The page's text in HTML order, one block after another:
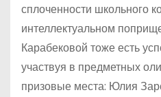
сплоченности школьного
интеллектуальном
Карабековой тоже есть
участвуя в предметных
призовые места: Юлия